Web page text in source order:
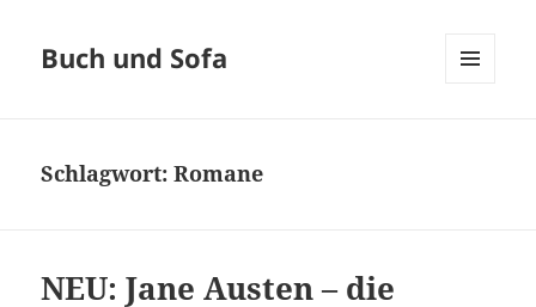
Buch und Sofa
Schlagwort:Romane
NEU: Jane Austen – die